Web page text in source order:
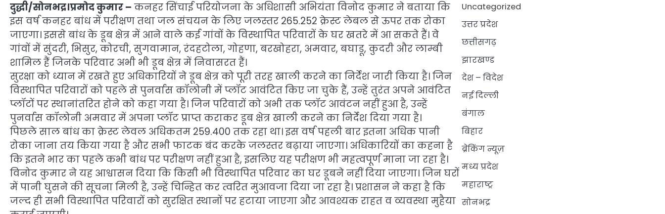
दुद्धी/सोनभद्र।प्रमोद कुमार – कनहर सिंचाई परियोजना के अधिशासी अभियंता विनोद कुमार ने बताया कि
इस वर्ष कनहर बांध में परीक्षण तथा जल संचयन के लिए जलस्तर 265.252 क्रेस्ट लेबल से ऊपर तक रोका
जाएगा। इससे बांध के डूब क्षेत्र में आने वाले कई गांवों के विस्थापित परिवारों के घर खतरे में आ सकते हैं। वे
गांवों में सुंदरी, भिसुर, कोरची, सुगवामान, रंदहटोला, गोहणा, बरखोहरा, अमवार, बघाडू, कुदरी और लाम्बी
शामिल हैं जिनके परिवार अभी भी डूब क्षेत्र में निवासरत हैं।
सुरक्षा को ध्यान में रखते हुए अधिकारियों ने डूब क्षेत्र को पूरी तरह खाली करने का निर्देश जारी किया है। जिन
विस्थापित परिवारों को पहले से पुनर्वास कॉलोनी में प्लॉट आवंटित किए जा चुके हैं, उन्हें तुरंत अपने आवंटित
प्लॉटों पर स्थानांतरित होने को कहा गया है। जिन परिवारों को अभी तक प्लॉट आवंटन नहीं हुआ है, उन्हें
पुनर्वास कॉलोनी अमवार में अपना प्लॉट प्राप्त कराकर डूब क्षेत्र खाली करने का निर्देश दिया गया है।
पिछले साल बांध का क्रेस्ट लेवल अधिकतम 259.400 तक रहा था। इस वर्ष पहली बार इतना अधिक पानी
रोका जाना तय किया गया है और सभी फाटक बंद करके जलस्तर बढ़ाया जाएगा। अधिकारियों का कहना है
कि इतने भार का पहले कभी बांध पर परीक्षण नहीं हुआ है, इसलिए यह परीक्षण भी महत्वपूर्ण माना जा रहा है।
विनोद कुमार ने यह आश्वासन दिया कि किसी भी विस्थापित परिवार का घर डूबने नहीं दिया जाएगा। जिन घरों
में पानी घुसने की सूचना मिली है, उन्हें चिन्हित कर त्वरित मुआवजा दिया जा रहा है। प्रशासन ने कहा है कि
जल्द ही सभी विस्थापित परिवारों को सुरक्षित स्थानों पर हटाया जाएगा और आवश्यक राहत व व्यवस्था मुहैया
Uncategorized
उत्तर प्रदेश
छत्तीसगढ़
झारखण्ड
देश – विदेश
नई दिल्ली
बंगाल
बिहार
ब्रेकिंग न्यूज़
मध्य प्रदेश
महाराष्ट्र
सोनभद्र